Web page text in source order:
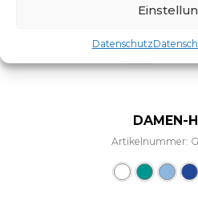
Datenschutz
DAMEN-
Artikelnummer: